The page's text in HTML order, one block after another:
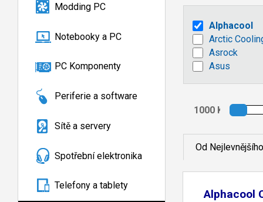
Modding PC
Notebooky a PC
PC Komponenty
Periferie a software
Sítě a servery
Spotřební elektronika
Telefony a tablety
Alphacool
Arctic
Asrock
Asus
Od Nejlevnějšího
Alphacool